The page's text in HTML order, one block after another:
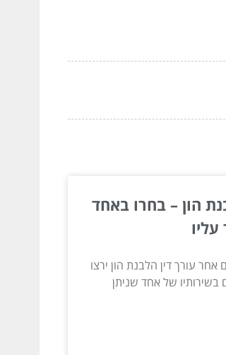
הון – בחרו באחד
עורך דין הלבנת הון ירצו
בשירותיו של אחד שניתן